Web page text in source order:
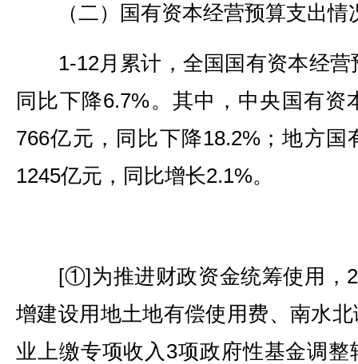
（二）国有资本经营预算支出情
1-12月累计，全国国有资本经营
同比下降6.7%。其中，中央国有资
766亿元，同比下降18.2%；地方
1245亿元，同比增长2.1%。
[①]为推进财政资金统筹使用，
增建设用地土地有偿使用费、南水
业上缴专项收入3项政府性基金调